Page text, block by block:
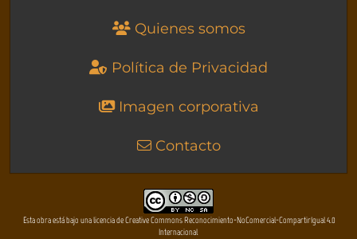
Quienes somos
Política de Privacidad
Imagen corporativa
Contacto
Esta obra está bajo una licencia de Creative Commons Reconocimiento-NoComercial-CompartirIgual 4.0
Internacional